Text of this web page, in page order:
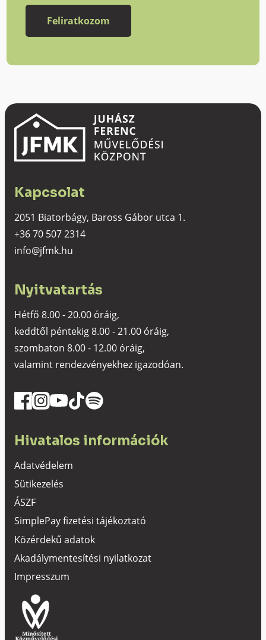
Kapcsolat
2051 Biatorbágy, Baross Gábor utca 1.
+36 70 507 2314
info@jfmk.hu
Nyitvatartás
Hétfő 8.00 - 20.00 óráig,
keddtől péntekig 8.00 - 21.00 óráig,
szombaton 8.00 - 12.00 óráig,
valamint rendezvényekhez igazodóan.
Hivatalos információk
Adatvédelem
Sütikezelés
ÁSZF
SimplePay fizetési tájékoztató
Közérdekű adatok
Akadálymentesítési nyilatkozat
Impresszum